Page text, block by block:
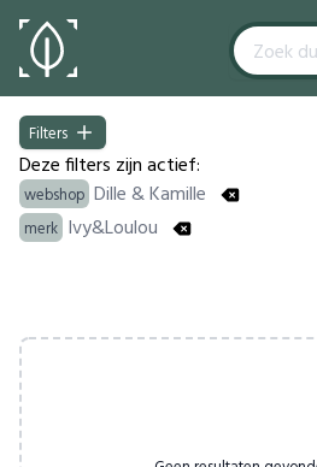
Filters
Filters
Deze filters zijn actief:
webshop Dille & Kamille
merk Ivy&Loulou